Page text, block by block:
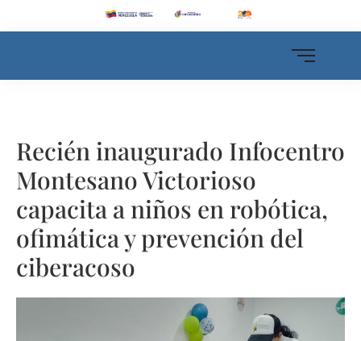
Recién inaugurado Infocentro
Montesano Victorioso
capacita a niños en robótica,
ofimática y prevención del
ciberacoso